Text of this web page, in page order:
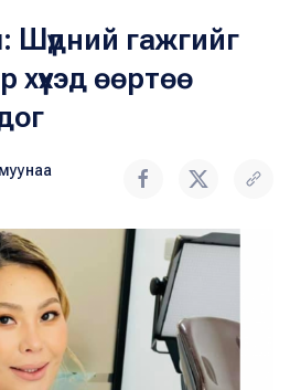
Шүдний гажгийг
өөртөө